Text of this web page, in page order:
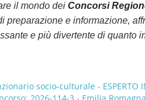
il mondo dei Concorsi
preparazione e informazione,
e più divertente di quanto
socio-culturale - ESPERTO